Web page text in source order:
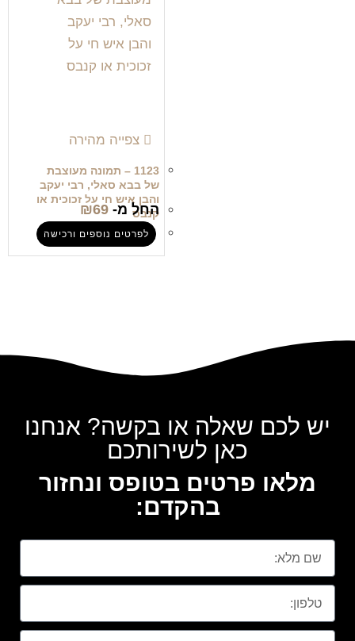
צפייה מהירה
1123 – תמונה מעוצבת
של בבא סאלי, רבי יעקב
והבן איש חי על זכוכית או
קנבס
החל מ- ₪69
לפרטים נוספים ורכישה
יש לכם שאלה או בקשה? אנחנו
כאן לשירותכם
מלאו פרטים בטופס ונחזור
בהקדם: